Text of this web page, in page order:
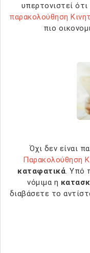
υπερτονιστεί
παρακολούθηση
πιο
Όχι δεν είναι
Παρακολούθηση
καταφατικά. Υπό
νόμιμα η
διαβάσετε το